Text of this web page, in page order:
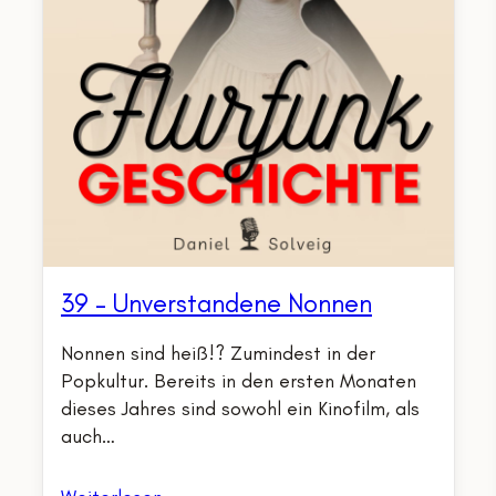
39 – Unverstandene Nonnen
Nonnen sind heiß!? Zumindest in der
Popkultur. Bereits in den ersten Monaten
dieses Jahres sind sowohl ein Kinofilm, als
auch…